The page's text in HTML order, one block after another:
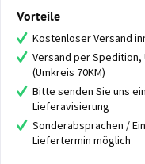
Vorteile
Kostenloser Versand
Versand per Spedition,
(Umkreis 70KM)
Bitte senden Sie uns
Lieferavisierung
Sonderabsprachen /
Liefertermin möglich